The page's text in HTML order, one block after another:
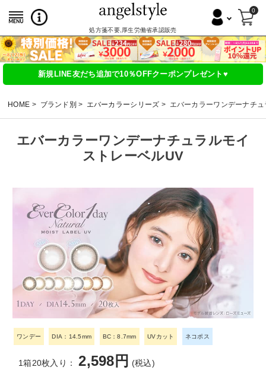
処方箋不要,厚生労働省承認販売
0
新規LINE友だち追加で10％OFFクーポンプレゼント♥
HOME ブランド別 エバーカラーシリーズ エバーカラーワンデーナチ
エバーカラーワンデーナチュラルモイ
ストレーベルUV
ワンデー DIA：14.5mm BC：8.7mm UVカット ネコポス
1箱20枚入り： 2,598円 (税込)